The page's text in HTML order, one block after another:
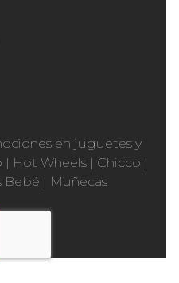
en juguetes y
| Hot Wheels | Chicco |
Bebé | Muñecas